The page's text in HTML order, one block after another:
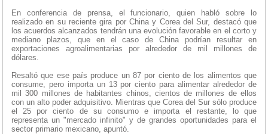
En conferencia de prensa, el funcionario, quien habló sobre lo
realizado en su reciente gira por China y Corea del Sur, destacó que
los acuerdos alcanzados tendrán una evolución favorable en el corto y
mediano plazos, que en el caso de China podrían resultar en
exportaciones agroalimentarias por alrededor de mil millones de
dólares.
Resaltó que ese país produce un 87 por ciento de los alimentos que
consume, pero importa un 13 por ciento para alimentar alrededor de
mil 300 millones de habitantes chinos, cientos de millones de ellos
con un alto poder adquisitivo. Mientras que Corea del Sur sólo produce
el 25 por ciento de su consumo e importa el restante, lo que
representa un "mercado infinito" y de grandes oportunidades para el
sector primario mexicano, apuntó.